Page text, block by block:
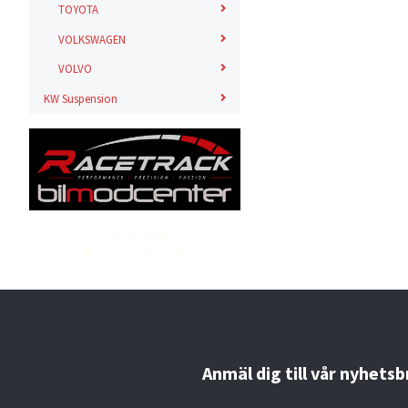
TOYOTA
VOLKSWAGEN
VOLVO
KW Suspension
Anmäl dig till vår